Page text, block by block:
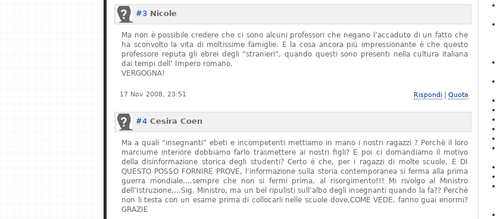
#3 Nicole
Ma non è possibile credere che ci sono alcuni professori che negano l’accaduto di un fatto che
ha sconvolto la vita di moltissime famiglie. E la cosa ancora più impressionante è che questo
professore reputa gli ebrei degli “stranieri”, quando questi sono presenti nella cultura italiana
dai tempi dell’ Impero romano.
VERGOGNA!
17 Nov 2008, 23:51 Rispondi Quota
#4 Cesira Coen
Ma a quali “insegnanti” ebeti e incompetenti mettiamo in mano i nostri ragazzi ? Perchè il loro
marciume interiore dobbiamo farlo trasmettere ai nostri figli? E poi ci domandiamo il motivo
della disinformazione storica degli studenti? Certo è che, per i ragazzi di molte scuole, E DI
QUESTO POSSO FORNIRE PROVE, l’informazione sulla storia contemporanea si ferma alla prima
guerra mondiale….sempre che non si fermi prima, al risorgimento!!! Mi rivolgo al Ministro
dell’Istruzione….Sig. Ministro, ma un bel ripulisti sull’albo degli insegnanti quando la fa?? Perchè
non li testa con un esame prima di collocarli nelle scuole dove,COME VEDE, fanno guai enormi?
GRAZIE